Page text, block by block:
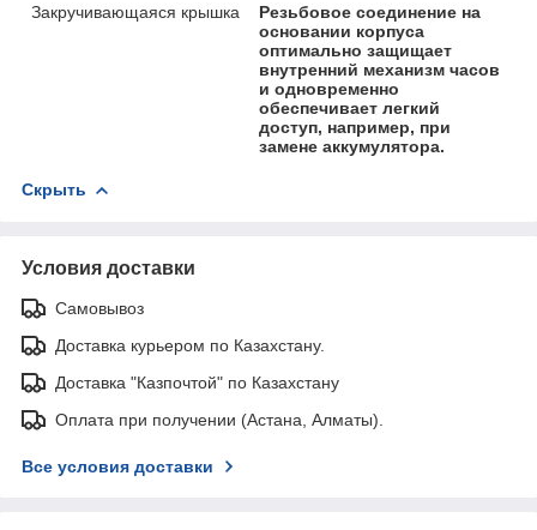
Закручивающаяся крышка
Резьбовое соединение на
основании корпуса
оптимально защищает
внутренний механизм часов
и одновременно
обеспечивает легкий
доступ, например, при
замене аккумулятора.
Скрыть
Условия доставки
Самовывоз
Доставка курьером по Казахстану.
Доставка "Казпочтой" по Казахстану
Оплата при получении (Астана, Алматы).
Все условия доставки